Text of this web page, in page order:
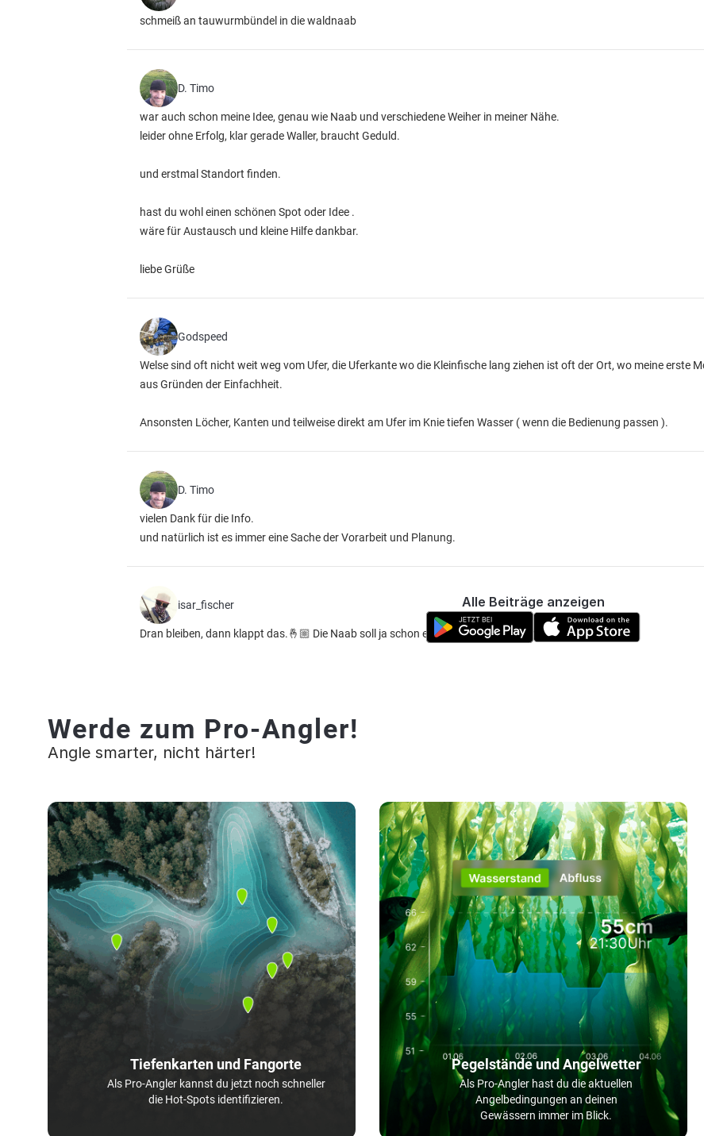
schmeiß an tauwurmbündel in die waldnaab
D. Timo
war auch schon meine Idee, genau wie Naab und verschiedene Weiher in meiner Nähe.
leider ohne Erfolg, klar gerade Waller, braucht Geduld.
und erstmal Standort finden.
hast du wohl einen schönen Spot oder Idee .
wäre für Austausch und kleine Hilfe dankbar.
liebe Grüße
Godspeed
Welse sind oft nicht weit weg vom Ufer, die Uferkante wo die Kleinfische lang ziehen ist oft der Ort, wo meine erste
aus Gründen der Einfachheit.
Ansonsten Löcher, Kanten und teilweise direkt am Ufer im Knie tiefen Wasser ( wenn die Bedienung passen ).
D. Timo
vielen Dank für die Info.
und natürlich ist es immer eine Sache der Vorarbeit und Planung.
isar_fischer
Dran bleiben, dann klappt das.🤞🏼 Die Naab soll ja schon ein gutes Wallerwasser sein
Alle Beiträge anzeigen
Werde zum Pro-Angler!
Angle smarter, nicht härter!
Tiefenkarten und Fangorte
Als Pro-Angler kannst du jetzt noch schneller
die Hot-Spots identifizieren.
Pegelstände und Angelwetter
Als Pro-Angler hast du die aktuellen
Angelbedingungen an deinen
Gewässern immer im Blick.